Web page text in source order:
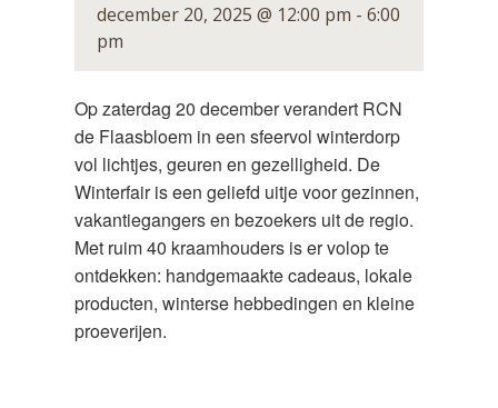
december 20, 2025 @ 12:00 pm - 6:00
pm
Op zaterdag 20 december verandert RCN
de Flaasbloem in een sfeervol winterdorp
vol lichtjes, geuren en gezelligheid. De
Winterfair is een geliefd uitje voor gezinnen,
vakantiegangers en bezoekers uit de regio.
Met ruim 40 kraamhouders is er volop te
ontdekken: handgemaakte cadeaus, lokale
producten, winterse hebbedingen en kleine
proeverijen.